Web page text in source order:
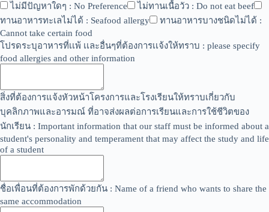
ไม่มีปัญหาใดๆ : No Preference
ไม่ทานเนื้อวัว : Do not eat beef
ทานอาหารทะเลไม่ได้ : Seafood allergy
ทานอาหารบางชนิดไม่ได้ :
Cannot take certain food
โปรดระบุอาหารที่เเพ้ เเละอื่นๆที่ต้องการเเจ้งให้ทราบ : please specify
food allergies and other information
สิ่งที่ต้องการแจ้งหัวหน้าโครงการและโรงเรียนให้ทราบเกี่ยวกับ
บุคลิกภาพและอารมณ์ ที่อาจส่งผลต่อการเรียนและการใช้ชีวิตของ
นักเรียน : Important information that our staff must be informed about a
student's personality and temperament that may affect the study and life
of a student
ชื่อเพื่อนที่ต้องการพักด้วยกัน : Name of a friend who wants to share the
same accommodation